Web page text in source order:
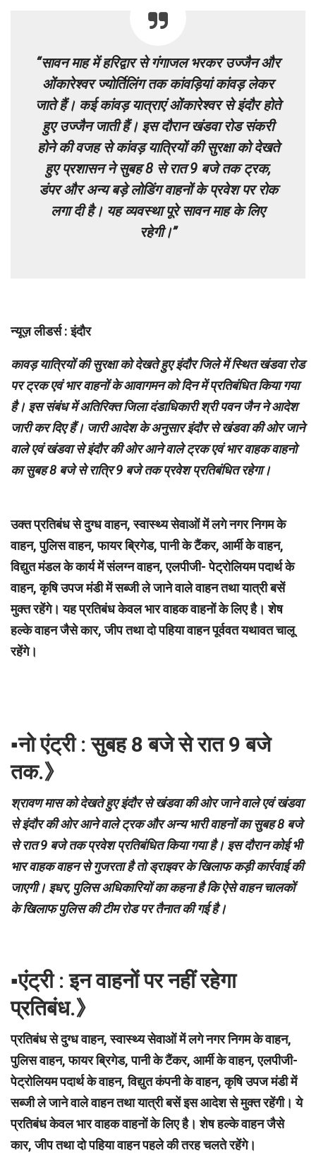
“सावन माह में हरिद्वार से गंगाजल भरकर उज्जैन और
ओंकारेश्वर ज्योर्तिलिंग तक कांवड़ियां कांवड़ लेकर
जाते हैं। कई कांवड़ यात्राएं ओंकारेश्वर से इंदौर होते
हुए उज्जैन जाती हैं। इस दौरान खंडवा रोड संकरी
होने की वजह से कांवड़ यात्रियों की सुरक्षा को देखते
हुए प्रशासन ने सुबह 8 से रात 9 बजे तक ट्रक,
डंपर और अन्य बड़े लोडिंग वाहनों के प्रवेश पर रोक
लगा दी है। यह व्यवस्था पूरे सावन माह के लिए
रहेगी।”
न्यूज़ लीडर्स : इंदौर
कावड़ यात्रियों की सुरक्षा को देखते हुए इंदौर जिले में स्थित खंडवा रोड
पर ट्रक एवं भार वाहनों के आवागमन को दिन में प्रतिबंधित किया गया
है। इस संबंध में अतिरिक्त जिला दंडाधिकारी श्री पवन जैन ने आदेश
जारी कर दिए हैं। जारी आदेश के अनुसार इंदौर से खंडवा की ओर जाने
वाले एवं खंडवा से इंदौर की ओर आने वाले ट्रक एवं भार वाहक वाहनो
का सुबह 8 बजे से रात्रि 9 बजे तक प्रवेश प्रतिबंधित रहेगा।
उक्त प्रतिबंध से दुग्ध वाहन, स्वास्थ्य सेवाओं में लगे नगर निगम के
वाहन, पुलिस वाहन, फायर ब्रिगेड, पानी के टैंकर, आर्मी के वाहन,
विद्युत मंडल के कार्य में संलग्न वाहन, एलपीजी- पेट्रोलियम पदार्थ के
वाहन, कृषि उपज मंडी में सब्जी ले जाने वाले वाहन तथा यात्री बसें
मुक्त रहेंगे। यह प्रतिबंध केवल भार वाहक वाहनों के लिए है। शेष
हल्के वाहन जैसे कार, जीप तथा दो पहिया वाहन पूर्ववत यथावत चालू
रहेंगे।
▪︎नो एंट्री : सुबह 8 बजे से रात 9 बजे
तक.》
श्रावण मास को देखते हुए इंदौर से खंडवा की ओर जाने वाले एवं खंडवा
से इंदौर की ओर आने वाले ट्रक और अन्य भारी वाहनों का सुबह 8 बजे
से रात 9 बजे तक प्रवेश प्रतिबंधित किया गया है। इस दौरान कोई भी
भार वाहक वाहन से गुजरता है तो ड्राइवर के खिलाफ कड़ी कार्रवाई की
जाएगी। इधर, पुलिस अधिकारियों का कहना है कि ऐसे वाहन चालकों
के खिलाफ पुलिस की टीम रोड पर तैनात की गई है।
▪︎एंट्री : इन वाहनों पर नहीं रहेगा
प्रतिबंध.》
प्रतिबंध से दुग्ध वाहन, स्वास्थ्य सेवाओं में लगे नगर निगम के वाहन,
पुलिस वाहन, फायर ब्रिगेड, पानी के टैंकर, आर्मी के वाहन, एलपीजी-
पेट्रोलियम पदार्थ के वाहन, विद्युत कंपनी के वाहन, कृषि उपज मंडी में
सब्जी ले जाने वाले वाहन तथा यात्री बसें इस आदेश से मुक्त रहेंगी। ये
प्रतिबंध केवल भार वाहक वाहनों के लिए है। शेष हल्के वाहन जैसे
कार, जीप तथा दो पहिया वाहन पहले की तरह चलते रहेंगे।